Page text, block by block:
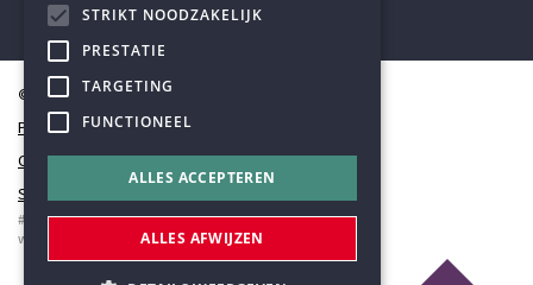
© Humanistisch Verbond 2026
Privacy
Cookiestatement
Sitemap
#codedwithlove byCodelines
webapplicaties
mobiele apps&maatwerk websites
STRIKT NOODZAKELIJK
PRESTATIE
TARGETING
FUNCTIONEEL
ALLES ACCEPTEREN
ALLES AFWIJZEN